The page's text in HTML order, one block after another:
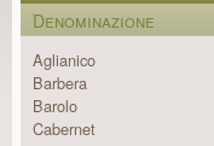
Denominazione
Aglianico
Barbera
Barolo
Cabernet